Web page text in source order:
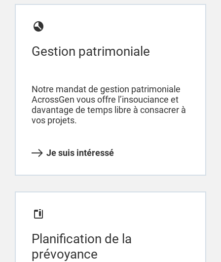
Gestion patrimoniale
Notre mandat de gestion patrimoniale
AcrossGen vous offre l’insouciance et
davantage de temps libre à consacrer à
vos projets.
Je suis intéressé
Planification de la
prévoyance